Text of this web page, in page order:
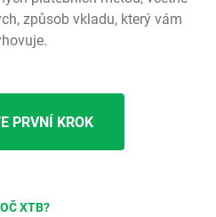
způsob vkladu, který vám
PRVNÍ KROK
XTB?